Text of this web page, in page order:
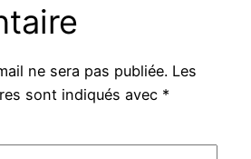
ne sera pas publiée. Les
sont indiqués avec *